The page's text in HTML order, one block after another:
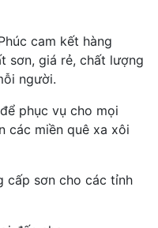
cam kết hàng
sơn, giá rẻ, chất lượng
người.
phục vụ cho mọi
các miền quê xa xôi
cấp sơn cho các tỉnh